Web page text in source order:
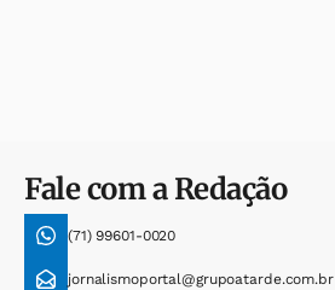
Fale com a Redação
(71) 99601-0020
jornalismoportal@grupoatarde.com.br